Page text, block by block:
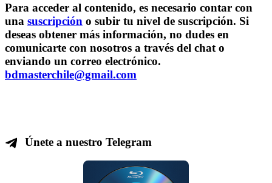
Para acceder al contenido, es necesario contar con
una suscripción o subir tu nivel de suscripción. Si
deseas obtener más información, no dudes en
comunicarte con nosotros a través del chat o
enviando un correo electrónico.
bdmasterchile@gmail.com
Únete a nuestro Telegram